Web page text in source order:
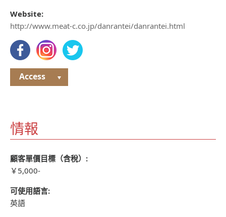
Website:
http://www.meat-c.co.jp/danrantei/danrantei.html
Access
情報
顧客單價目標（含稅）:
￥5,000-
可使用語言:
英語